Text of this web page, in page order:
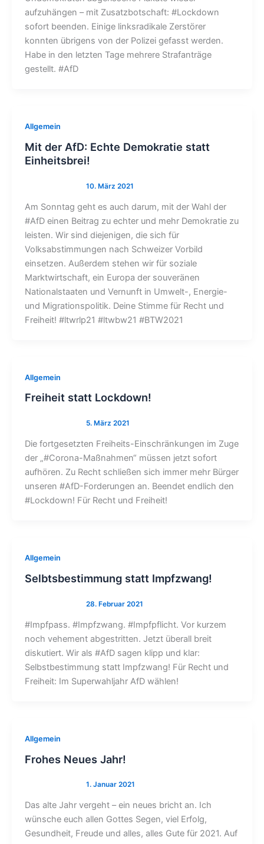
aufzuhängen – mit Zusatzbotschaft: #Lockdown
sofort beenden. Einige linksradikale Zerstörer
konnten übrigens von der Polizei gefasst werden.
Habe in den letzten Tage mehrere Strafanträge
gestellt. #AfD
Allgemein
Mit der AfD: Echte Demokratie statt
Einheitsbrei!
Am Sonntag geht es auch darum, mit der Wahl der
#AfD einen Beitrag zu echter und mehr Demokratie zu
leisten. Wir sind diejenigen, die sich für
Volksabstimmungen nach Schweizer Vorbild
einsetzen. Außerdem stehen wir für soziale
Marktwirtschaft, ein Europa der souveränen
Nationalstaaten und Vernunft in Umwelt-, Energie-
und Migrationspolitik. Deine Stimme für Recht und
Freiheit! #ltwrlp21 #ltwbw21 #BTW2021
Allgemein
Freiheit statt Lockdown!
Die fortgesetzten Freiheits-Einschränkungen im Zuge
der „#Corona-Maßnahmen“ müssen jetzt sofort
aufhören. Zu Recht schließen sich immer mehr Bürger
unseren #AfD-Forderungen an. Beendet endlich den
#Lockdown! Für Recht und Freiheit!
Allgemein
Selbtsbestimmung statt Impfzwang!
#Impfpass. #Impfzwang. #Impfpflicht. Vor kurzem
noch vehement abgestritten. Jetzt überall breit
diskutiert. Wir als #AfD sagen klipp und klar:
Selbstbestimmung statt Impfzwang! Für Recht und
Freiheit: Im Superwahljahr AfD wählen!
Allgemein
Frohes Neues Jahr!
Das alte Jahr vergeht – ein neues bricht an. Ich
wünsche euch allen Gottes Segen, viel Erfolg,
Gesundheit, Freude und alles, alles Gute für 2021. Auf